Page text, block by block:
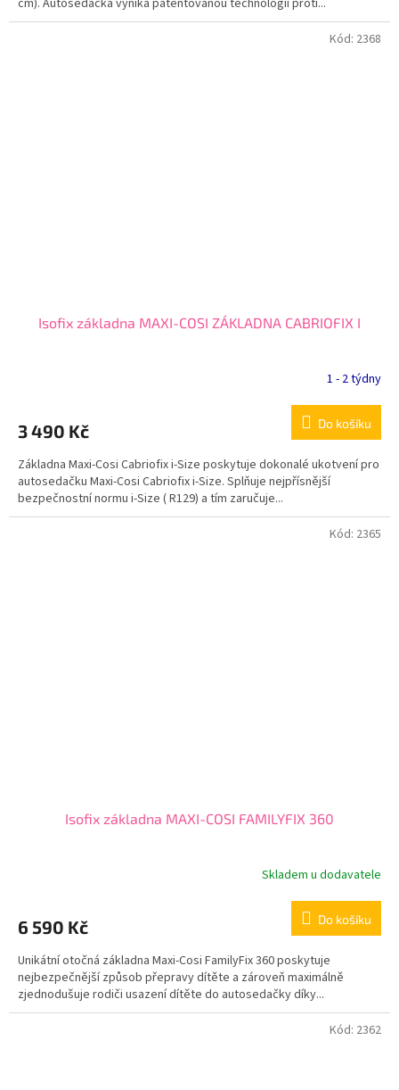
Isofix základna MAXI-COSI ZÁKLADNA CABRIOFIX I
1 - 2 týdny
3 490 Kč Do košíku
Základna Maxi-Cosi Cabriofix i-Size poskytuje dokonalé ukotvení pro
autosedačku Maxi-Cosi Cabriofix i-Size. Splňuje nejpřísnější
bezpečnostní normu i-Size ( R129) a tím zaručuje...
Kód: 2368
Isofix základna MAXI-COSI FAMILYFIX 360
Skladem u dodavatele
6 590 Kč Do košíku
Unikátní otočná základna Maxi-Cosi FamilyFix 360 poskytuje
nejbezpečnější způsob přepravy dítěte a zároveň maximálně
zjednodušuje rodiči usazení dítěte do autosedačky díky...
Kód: 2365
Kód: 2362